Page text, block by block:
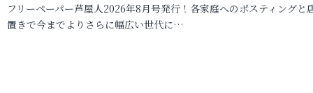
フリーペーパー芦屋人2026年8月号発行！各家庭へのポスティングと
置きで今までよりさらに幅広い世代に…